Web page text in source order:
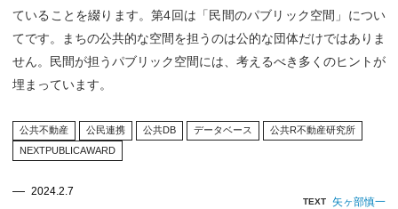
ていることを綴ります。第4回は「民間のパブリック空間」につい
てです。まちの公共的な空間を担うのは公的な団体だけではありま
せん。民間が担うパブリック空間には、考えるべき多くのヒントが
埋まっています。
公共不動産 公民連携 公共DB データベース
公共R不動産研究所
NEXTPUBLICAWARD
2024.2.7
TEXT 矢ヶ部慎一